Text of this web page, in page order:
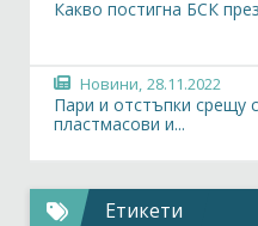
Какво постигна БСК
Новини, 28.11.2022
Пари и отстъпки срещу
пластмасови и...
Системата на Кока-Кола
престижно...
Етикети